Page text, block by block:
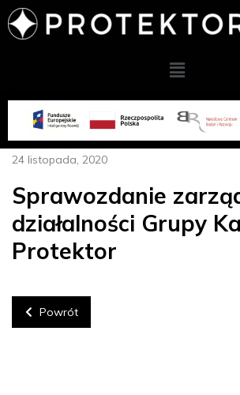
Powrót
24 listopada, 2020
Sprawozdanie
działalności Grupy
Protektor